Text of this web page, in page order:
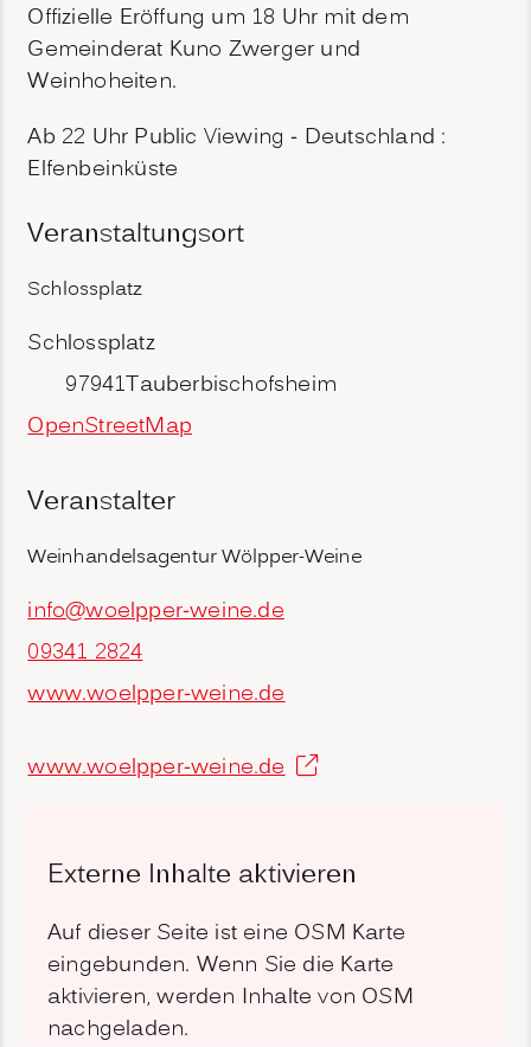
Offizielle Eröffung um 18 Uhr mit dem
Gemeinderat Kuno Zwerger und
Weinhoheiten.
Ab 22 Uhr Public Viewing - Deutschland :
Elfenbeinküste
Veranstaltungsort
Schlossplatz
Schlossplatz
97941Tauberbischofsheim
OpenStreetMap
Veranstalter
Weinhandelsagentur Wölpper-Weine
www.woelpper-weine.de
info@woelpper-weine.de
09341 2824
www.woelpper-weine.de
Externe Inhalte aktivieren
Auf dieser Seite ist eine OSM Karte
eingebunden. Wenn Sie die Karte
aktivieren, werden Inhalte von OSM
nachgeladen.